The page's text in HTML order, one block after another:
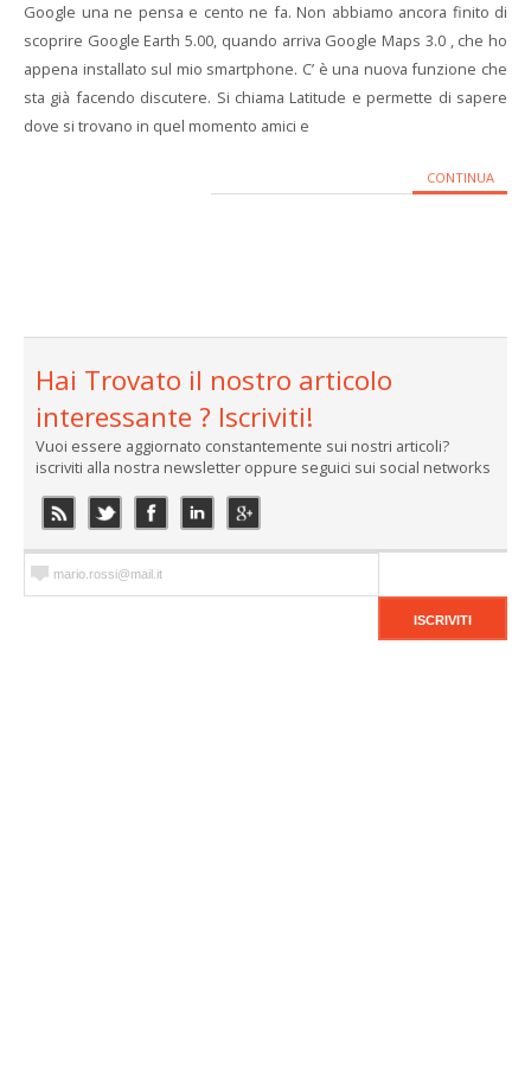
Google una ne pensa e cento ne fa. Non abbiamo ancora finito di
scoprire Google Earth 5.00, quando arriva Google Maps 3.0 , che ho
appena installato sul mio smartphone. C’ è una nuova funzione che
sta già facendo discutere. Si chiama Latitude e permette di sapere
dove si trovano in quel momento amici e
CONTINUA
Hai Trovato il nostro articolo
interessante ? Iscriviti!
Vuoi essere aggiornato constantemente sui nostri articoli?
iscriviti alla nostra newsletter oppure seguici sui social networks